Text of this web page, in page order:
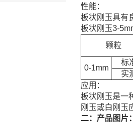
性能：
板状刚玉具有
板状刚玉3-
颗粒
0-1mm
标
实
应用：
板状刚玉是一
刚玉或白刚玉
二：产品图片：